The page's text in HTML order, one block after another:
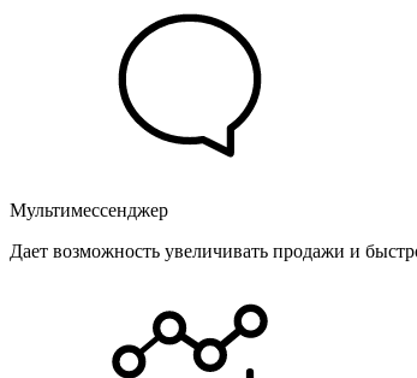
Мультимессенджер
Дает возможность увеличивать продажи и